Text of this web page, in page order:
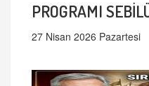
PROGRAMI
27 Nisan 2026 Pazartesi